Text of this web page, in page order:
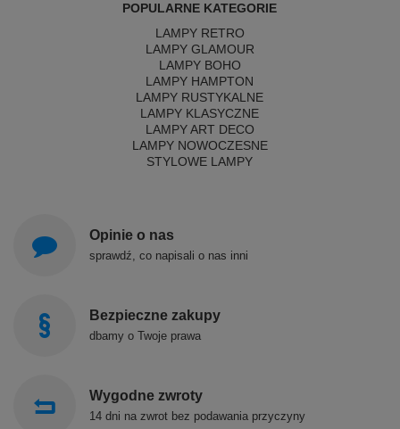
POPULARNE KATEGORIE
LAMPY RETRO
LAMPY GLAMOUR
LAMPY BOHO
LAMPY HAMPTON
LAMPY RUSTYKALNE
LAMPY KLASYCZNE
LAMPY ART DECO
LAMPY NOWOCZESNE
STYLOWE LAMPY
Opinie o nas
sprawdź, co napisali o nas inni
Bezpieczne zakupy
dbamy o Twoje prawa
Wygodne zwroty
14 dni na zwrot bez podawania przyczyny